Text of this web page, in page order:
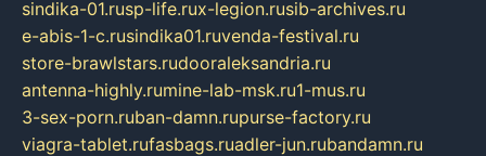
sindika-01.rusp-life.rux-legion.rusib-archives.ru
e-abis-1-c.rusindika01.ruvenda-festival.ru
store-brawlstars.rudooraleksandria.ru
antenna-highly.rumine-lab-msk.ru1-mus.ru
3-sex-porn.ruban-damn.rupurse-factory.ru
viagra-tablet.rufasbags.ruadler-jun.rubandamn.ru